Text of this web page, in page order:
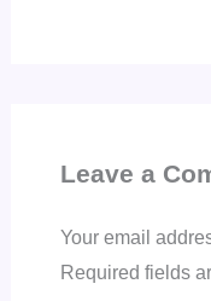
Leave a
Your email
Required fields